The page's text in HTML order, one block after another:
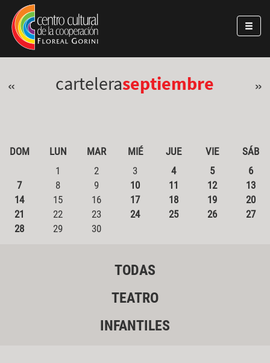
Pasar al contenido principal
Jump to main content
« carteleraseptiembre »
DOM LUN MAR MIÉ JUE VIE
SÁB
1
2 3 4 5
6
7
8 9 10 11 12
13
14
15 16 17 18 19
20
21
22 23 24 25 26
27
28
29 30
TODAS
TEATRO
INFANTILES